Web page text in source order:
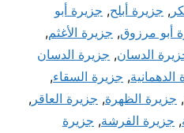
, جزيرة أبلح, جزيرة أبو
أبو مرزوق, جزيرة الأغثم,
الدسان, جزيرة الدسان
الدهمانية, جزيرة السقاء,
, جزيرة الظهرة, جزيرة العاقر ,
, جزيرة الفرشة, جزيرة